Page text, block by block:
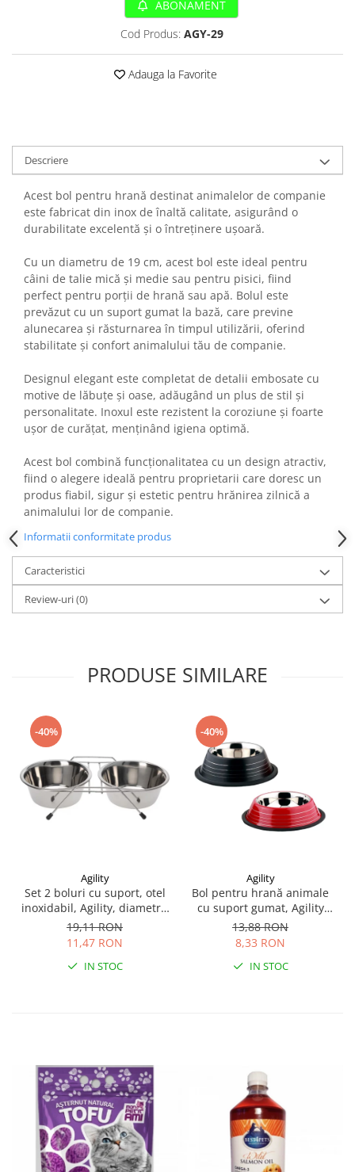
Solutii Atractante si repelente
Custi transport - Pisici
Lese, Hamuri si Zgarzi
Paturi, perne si cosuri pentru pisici
ABONAMENT
Cod Produs: AGY-29
Adauga la Favorite
Descriere
Acest bol pentru hrană destinat animalelor de companie
este fabricat din inox de înaltă calitate, asigurând o
durabilitate excelentă și o întreținere ușoară.
Cu un diametru de 19 cm, acest bol este ideal pentru
câini de talie mică și medie sau pentru pisici, fiind
perfect pentru porții de hrană sau apă. Bolul este
prevăzut cu un suport gumat la bază, care previne
alunecarea și răsturnarea în timpul utilizării, oferind
stabilitate și confort animalului tău de companie.
Designul elegant este completat de detalii embosate cu
motive de lăbuțe și oase, adăugând un plus de stil și
personalitate. Inoxul este rezistent la coroziune și foarte
ușor de curățat, menținând igiena optimă.
Acest bol combină funcționalitatea cu un design atractiv,
fiind o alegere ideală pentru proprietarii care doresc un
produs fiabil, sigur și estetic pentru hrănirea zilnică a
animalului lor de companie.
Informatii conformitate produs
Caracteristici
Review-uri(0)
PRODUSE SIMILARE
-40%
Agility
Set 2 boluri cu suport, otel
inoxidabil, Agility, diametru
bol 11 cm 180 ml
19,11 RON
11,47 RON
IN STOC
-40%
Agility
Bol pentru hrană animale
cu suport gumat, Agility
diametru 15.5 cm,
Rosu/Negru 200 ml
13,88 RON
8,33 RON
IN STOC